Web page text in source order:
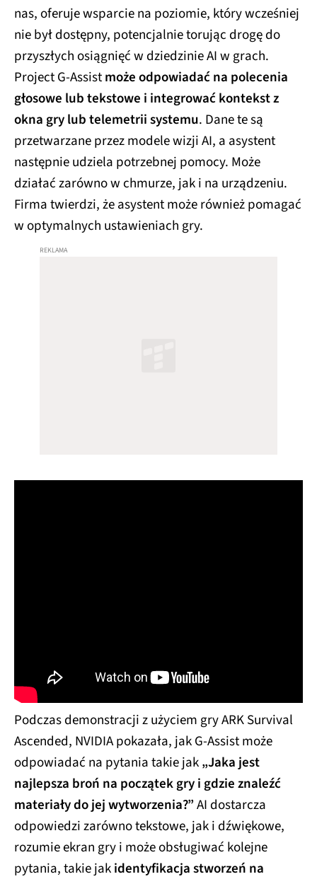
nas, oferuje wsparcie na poziomie, który wcześniej
nie był dostępny, potencjalnie torując drogę do
przyszłych osiągnięć w dziedzinie AI w grach.
Project G-Assistmoże odpowiadać na polecenia
głosowe lub tekstowe i integrować kontekst z
okna gry lub telemetrii systemu. Dane te są
przetwarzane przez modele wizji AI, a asystent
następnie udziela potrzebnej pomocy. Może
działać zarówno w chmurze, jak i na urządzeniu.
Firma twierdzi, że asystent może również pomagać
w optymalnych ustawieniach gry.
Podczas demonstracji z użyciem gry ARK Survival
Ascended, NVIDIA pokazała, jak G-Assist może
odpowiadać na pytania takie jak„Jaka jest
najlepsza broń na początek gry i gdzie znaleźć
materiały do jej wytworzenia?”AI dostarcza
odpowiedzi zarówno tekstowe, jak i dźwiękowe,
rozumie ekran gry i może obsługiwać kolejne
pytania, takie jakidentyfikacja stworzeń na